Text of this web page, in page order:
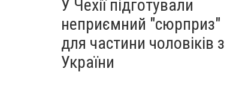
У Чехії підготували
неприємний "сюрприз"
для частини чоловіків з
України